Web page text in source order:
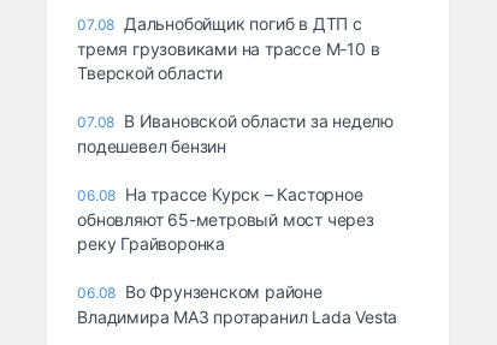
07.08 Дальнобойщик погиб в ДТП с
тремя грузовиками на трассе М-10 в
Тверской области
07.08 В Ивановской области за неделю
подешевел бензин
06.08 На трассе Курск – Касторное
обновляют 65-метровый мост через
реку Грайворонка
06.08 Во Фрунзенском районе
Владимира МАЗ протаранил Lada Vesta